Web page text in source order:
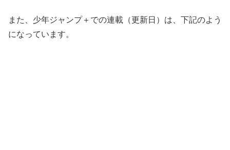
また、少年ジャンプ＋での連載（更新日）は、下記のよう
になっています。